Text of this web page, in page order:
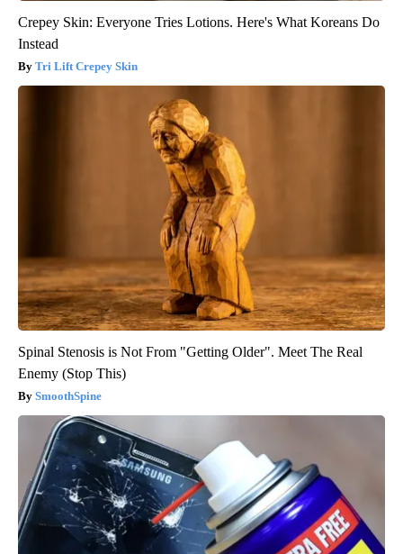
Crepey Skin: Everyone Tries Lotions. Here's What Koreans Do
Instead
Tri Lift Crepey Skin
Spinal Stenosis is Not From "Getting Older". Meet The Real
Enemy (Stop This)
SmoothSpine